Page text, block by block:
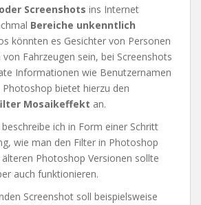
Screenshots ins Internet
Bereiche unkenntlich
könnten es Gesichter von Personen
Fahrzeugen sein, bei Screenshots
Informationen wie Benutzernamen
Photoshop bietet hierzu den
Mosaikeffekt an.
ich in Form einer Schritt
wie man den Filter in Photoshop
Photoshop Versionen sollte
auch funktionieren.
Screenshot soll beispielsweise